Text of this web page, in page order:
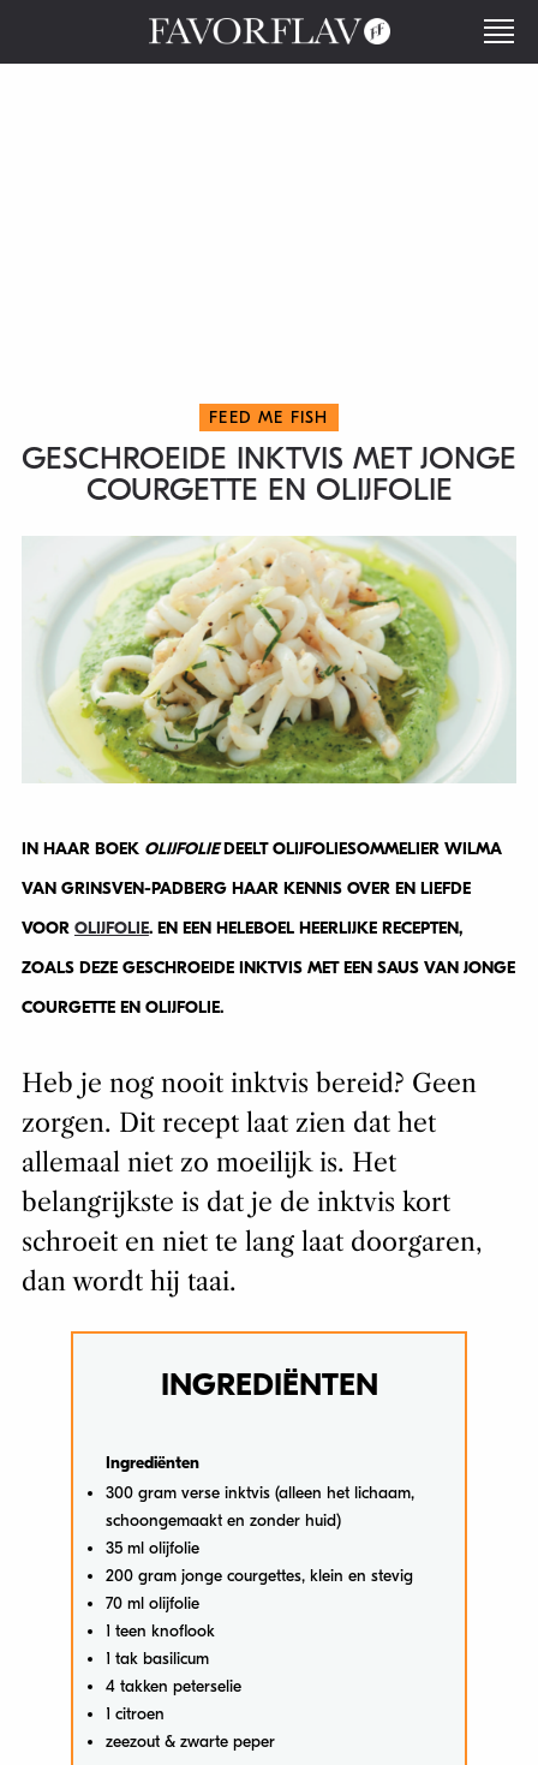
FEED ME FISH
GESCHROEIDE INKTVIS MET JONGE
COURGETTE EN OLIJFOLIE
IN HAAR BOEK OLIJFOLIEDEELT OLIJFOLIESOMMELIER WILMA
VAN GRINSVEN-PADBERG HAAR KENNIS OVER EN LIEFDE
VOOR OLIJFOLIE. EN EEN HELEBOEL HEERLIJKE RECEPTEN,
ZOALS DEZE GESCHROEIDE INKTVIS MET EEN SAUS VAN JONGE
COURGETTE EN OLIJFOLIE.
Heb je nog nooit inktvis bereid? Geen
zorgen. Dit recept laat zien dat het
allemaal niet zo moeilijk is. Het
belangrijkste is dat je de inktvis kort
schroeit en niet te lang laat doorgaren,
dan wordt hij taai.
INGREDIËNTEN
Ingrediënten
300 gram verse inktvis (alleen het lichaam,
schoongemaakt en zonder huid)
35 ml olijfolie
200 gram jonge courgettes, klein en stevig
70 ml olijfolie
1 teen knoflook
1 tak basilicum
4 takken peterselie
1 citroen
zeezout & zwarte peper